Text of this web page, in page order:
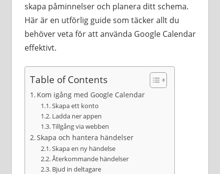
skapa påminnelser och planera ditt schema.
Här är en utförlig guide som täcker allt du
behöver veta för att använda Google Calendar
effektivt.
Table of Contents
Kom igång med Google Calendar
Skapa ett konto
Ladda ner appen
Tillgång via webben
Skapa och hantera händelser
Skapa en ny händelse
Återkommande händelser
Bjud in deltagare